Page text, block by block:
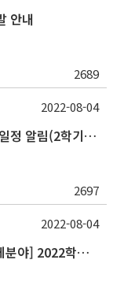
안내
2689
2022학년도 2학기 대학원연구생 등록 일정 알림(2학기 논문심사 예정자 필수 등록)
2697
2022-08-04
[디지털혁신공유대학사업 차세대반도체분야] 2022학년도 2학기 숭실대학교 교류 수학 안내
2022-08-04